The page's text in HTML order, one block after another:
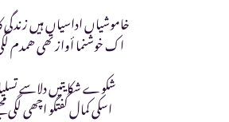
خاموشیاں اداسیاں ہیں زندگی
اک خوشنما أواز تھی ھمدم
شکوے شکایتیں دلاسے
اسکی کمال گفتگو اچھی لگی